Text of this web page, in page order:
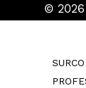
© 2026